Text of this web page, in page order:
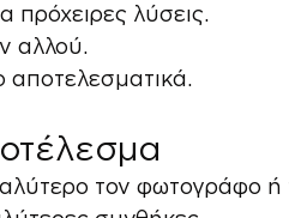
πρόχειρες λύσεις.
αλλού.
αποτελεσματικά.
τον φωτογράφο ή